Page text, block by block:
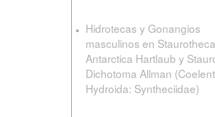
Hidrotecas y Gonangios
masculinos en Staurotheca
Antarctica Hartlaub y
Dichotoma Allman
Hydroida: Syntheciidae)